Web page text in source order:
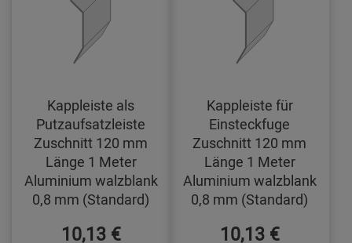
Kappleiste als
Putzaufsatzleiste
Zuschnitt 120 mm
Länge 1 Meter
Aluminium walzblank
0,8 mm (Standard)
10,13 €
Kappleiste für
Einsteckfuge
Zuschnitt 120 mm
Länge 1 Meter
Aluminium walzblank
0,8 mm (Standard)
10,13 €